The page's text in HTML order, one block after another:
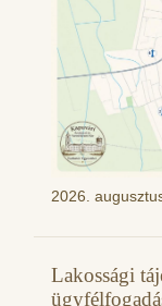
2026.
Lakossági